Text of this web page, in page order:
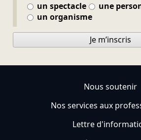
un spectacle
une
un organisme
Je m’inscris
Nous soutenir
Nos services aux
Lettre